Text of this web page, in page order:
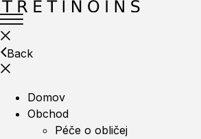
Back
Domov
Obchod
Péče o obličej